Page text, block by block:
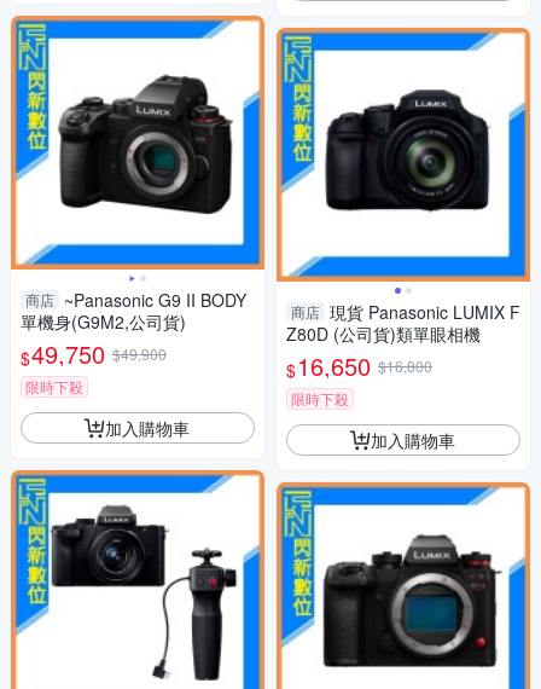
商店 ~Panasonic G9 II BODY
單機身(G9M2,公司貨)
$49,750 $49,900
限時下殺
加入購物車
商店 現貨 Panasonic LUMIX F
Z80D (公司貨)類單眼相機
$16,650 $16,800
限時下殺
加入購物車